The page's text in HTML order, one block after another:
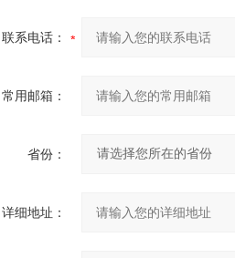
联系电话：
常用邮箱：
省份：
详细地址：